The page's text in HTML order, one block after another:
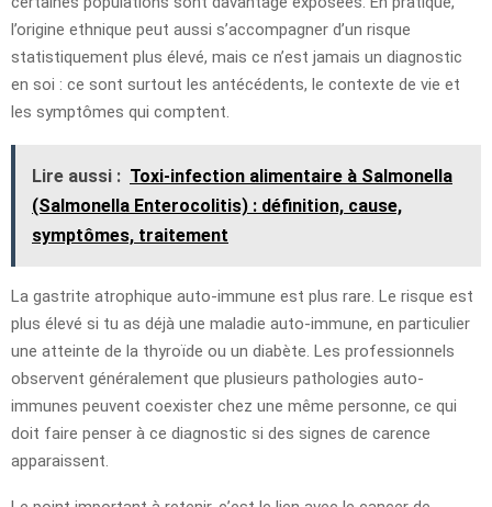
l’origine ethnique peut aussi s’accompagner d’un risque
statistiquement plus élevé, mais ce n’est jamais un diagnostic
en soi : ce sont surtout les antécédents, le contexte de vie et
les symptômes qui comptent.
Lire aussi : Toxi-infection alimentaire à Salmonella
(Salmonella Enterocolitis) : définition, cause,
symptômes, traitement
La gastrite atrophique auto-immune est plus rare. Le risque est
plus élevé si tu as déjà une maladie auto-immune, en particulier
une atteinte de la thyroïde ou un diabète. Les professionnels
observent généralement que plusieurs pathologies auto-
immunes peuvent coexister chez une même personne, ce qui
doit faire penser à ce diagnostic si des signes de carence
apparaissent.